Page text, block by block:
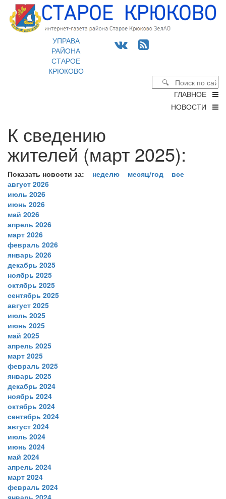
УПРАВА
РАЙОНА
СТАРОЕ
КРЮКОВО
ГЛАВНОЕ
НОВОСТИ
К сведению
жителей (март 2025):
Показать новости за: неделю месяц/год
все
август 2026
июль 2026
июнь 2026
май 2026
апрель 2026
март 2026
февраль 2026
январь 2026
декабрь 2025
ноябрь 2025
октябрь 2025
сентябрь 2025
август 2025
июль 2025
июнь 2025
май 2025
апрель 2025
март 2025
февраль 2025
январь 2025
декабрь 2024
ноябрь 2024
октябрь 2024
сентябрь 2024
август 2024
июль 2024
июнь 2024
май 2024
апрель 2024
март 2024
февраль 2024